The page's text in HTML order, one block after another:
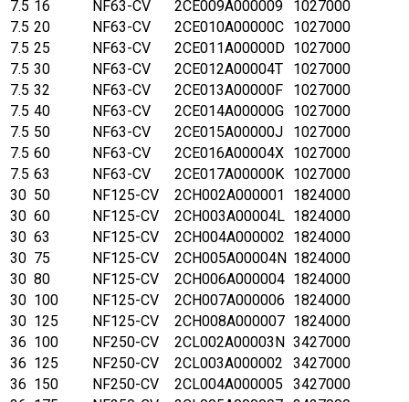
7.5 16 NF63-CV 2CE009A000009
1027000
7.5 20 NF63-CV 2CE010A00000C 1027000
7.5 25 NF63-CV 2CE011A00000D 1027000
7.5 30 NF63-CV 2CE012A00004T
1027000
7.5 32 NF63-CV 2CE013A00000F
1027000
7.5 40 NF63-CV 2CE014A00000G 1027000
7.5 50 NF63-CV 2CE015A00000J
1027000
7.5 60 NF63-CV 2CE016A00004X 1027000
7.5 63 NF63-CV 2CE017A00000K 1027000
30 50 NF125-CV 2CH002A000001
1824000
30 60 NF125-CV 2CH003A00004L 1824000
30 63 NF125-CV 2CH004A000002 1824000
30 75 NF125-CV 2CH005A00004N 1824000
30 80 NF125-CV 2CH006A000004 1824000
30 100 NF125-CV 2CH007A000006 1824000
30 125 NF125-CV 2CH008A000007 1824000
36 100 NF250-CV 2CL002A00003N 3427000
36 125 NF250-CV 2CL003A000002
3427000
36 150 NF250-CV 2CL004A000005
3427000